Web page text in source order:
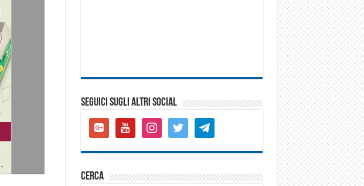
SEGUICI SUGLI ALTRI SOCIAL
google-
plus-
youtube instagramtwitter telegram
cerca